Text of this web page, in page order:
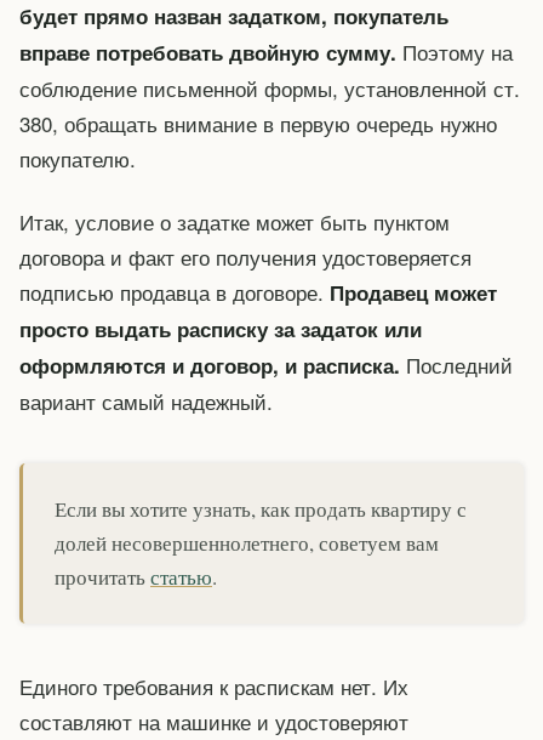
будет прямо назван задатком, покупатель
вправе потребовать двойную сумму. Поэтому на
соблюдение письменной формы, установленной ст.
380, обращать внимание в первую очередь нужно
покупателю.
Итак, условие о задатке может быть пунктом
договора и факт его получения удостоверяется
подписью продавца в договоре. Продавец может
просто выдать расписку за задаток или
оформляются и договор, и расписка. Последний
вариант самый надежный.
Если вы хотите узнать, как продать квартиру с
долей несовершеннолетнего, советуем вам
прочитатьстатью.
Единого требования к распискам нет. Их
составляют на машинке и удостоверяют